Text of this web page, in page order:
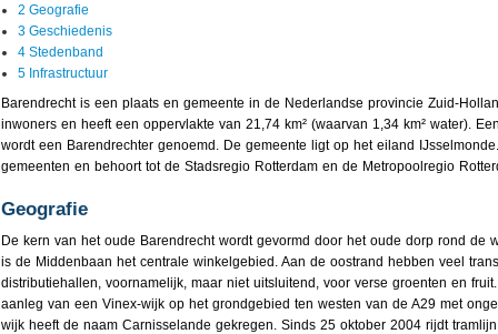
2 Geografie
3 Geschiedenis
4 Stedenband
5 Infrastructuur
Barendrecht is een plaats en gemeente in de Nederlandse provincie Zuid-
inwoners en heeft een oppervlakte van 21,74 km² (waarvan 1,34 km² water).
wordt een Barendrechter genoemd. De gemeente ligt op het eiland
gemeenten en behoort tot de Stadsregio Rotterdam en de Metropoolregio
Geografie
De kern van het oude Barendrecht wordt gevormd door het oude dorp rond de
is de Middenbaan het centrale winkelgebied. Aan de oostrand hebben veel
distributiehallen, voornamelijk, maar niet uitsluitend, voor verse groenten en
aanleg van een Vinex-wijk op het grondgebied ten westen van de A29 met
wijk heeft de naam Carnisselande gekregen. Sinds 25 oktober 2004 rijdt